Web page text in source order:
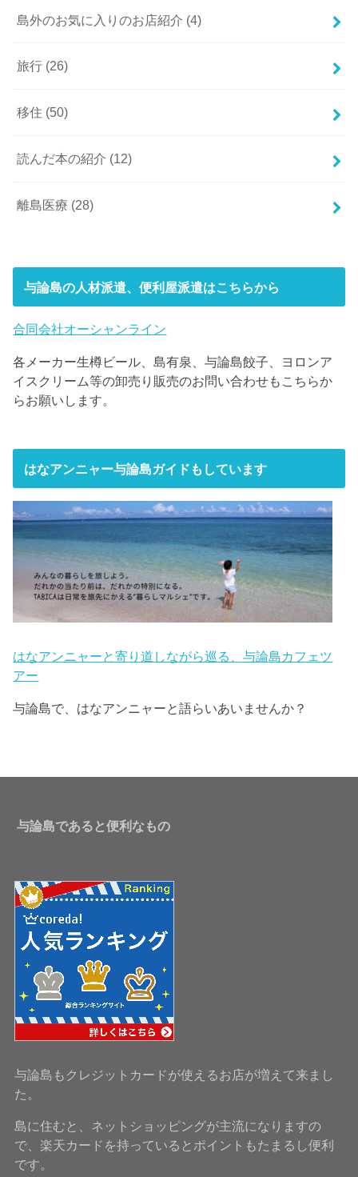
島外のお気に入りのお店紹介 (4)
旅行 (26)
移住 (50)
読んだ本の紹介 (12)
離島医療 (28)
与論島の人材派遣、便利屋派遣はこちらから
合同会社オーシャンライン
各メーカー生樽ビール、島有泉、与論島餃子、ヨロンア
イスクリーム等の卸売り販売のお問い合わせもこちらか
らお願いします。
はなアンニャー与論島ガイドもしています
はなアンニャーと寄り道しながら巡る、与論島カフェツ
アー
与論島で、はなアンニャーと語らいあいませんか？
与論島であると便利なもの
与論島もクレジットカードが使えるお店が増えて来まし
た。
島に住むと、ネットショッピングが主流になりますの
で、楽天カードを持っているとポイントもたまるし便利
です。